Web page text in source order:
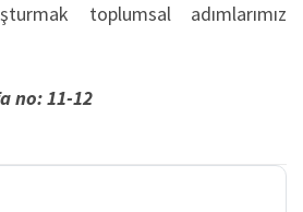
toplumsal adımlarımız
no: 11-12